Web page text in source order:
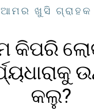
ଆମର ଖୁସି ଗ୍ରାହକ
କିପରି
କଲୁ?